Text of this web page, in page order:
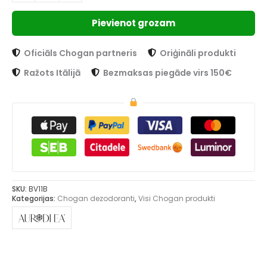
Pievienot grozam
Oficiāls Chogan partneris
Oriģināli produkti
Ražots Itālijā
Bezmaksas piegāde virs 150€
SKU: BV11B
Kategorijas: Chogan dezodoranti,Visi Chogan produkti